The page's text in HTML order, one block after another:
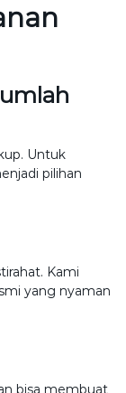
Untuk
pilihan
Kami
yang nyaman
bisa membuat